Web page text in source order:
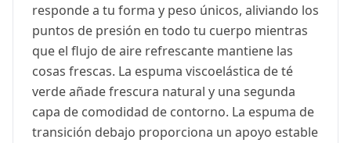
responde a tu forma y peso únicos, aliviando los
puntos de presión en todo tu cuerpo mientras
que el flujo de aire refrescante mantiene las
cosas frescas. La espuma viscoelástica de té
verde añade frescura natural y una segunda
capa de comodidad de contorno. La espuma de
transición debajo proporciona un apoyo estable